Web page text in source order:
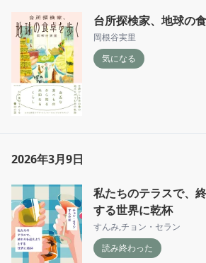
台所探検家、地球の
岡根谷実里
気になる
2026年3月9日
私たちのテラスで、
する世界に乾杯
すんみ,チョン・セラン
読み終わった